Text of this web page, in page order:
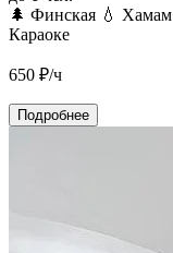
🌲 Финская 💧 Хамам
Караоке
650 ₽/ч
Подробнее